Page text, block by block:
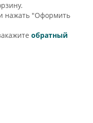
нажать "Оформить
обратный